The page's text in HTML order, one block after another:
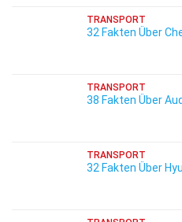
TRANSPORT
32 Fakten Über
TRANSPORT
38 Fakten Über
TRANSPORT
32 Fakten Über